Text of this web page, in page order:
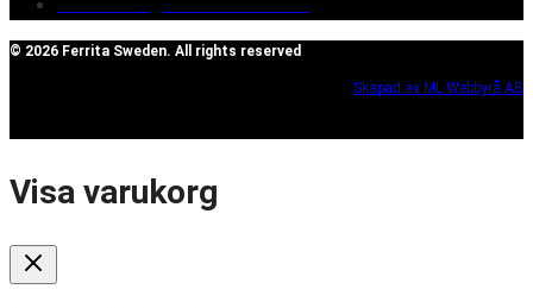
© 2026 Ferrita Sweden. All rights reserved
Skapad av ML Webbyrå AB
Visa varukorg